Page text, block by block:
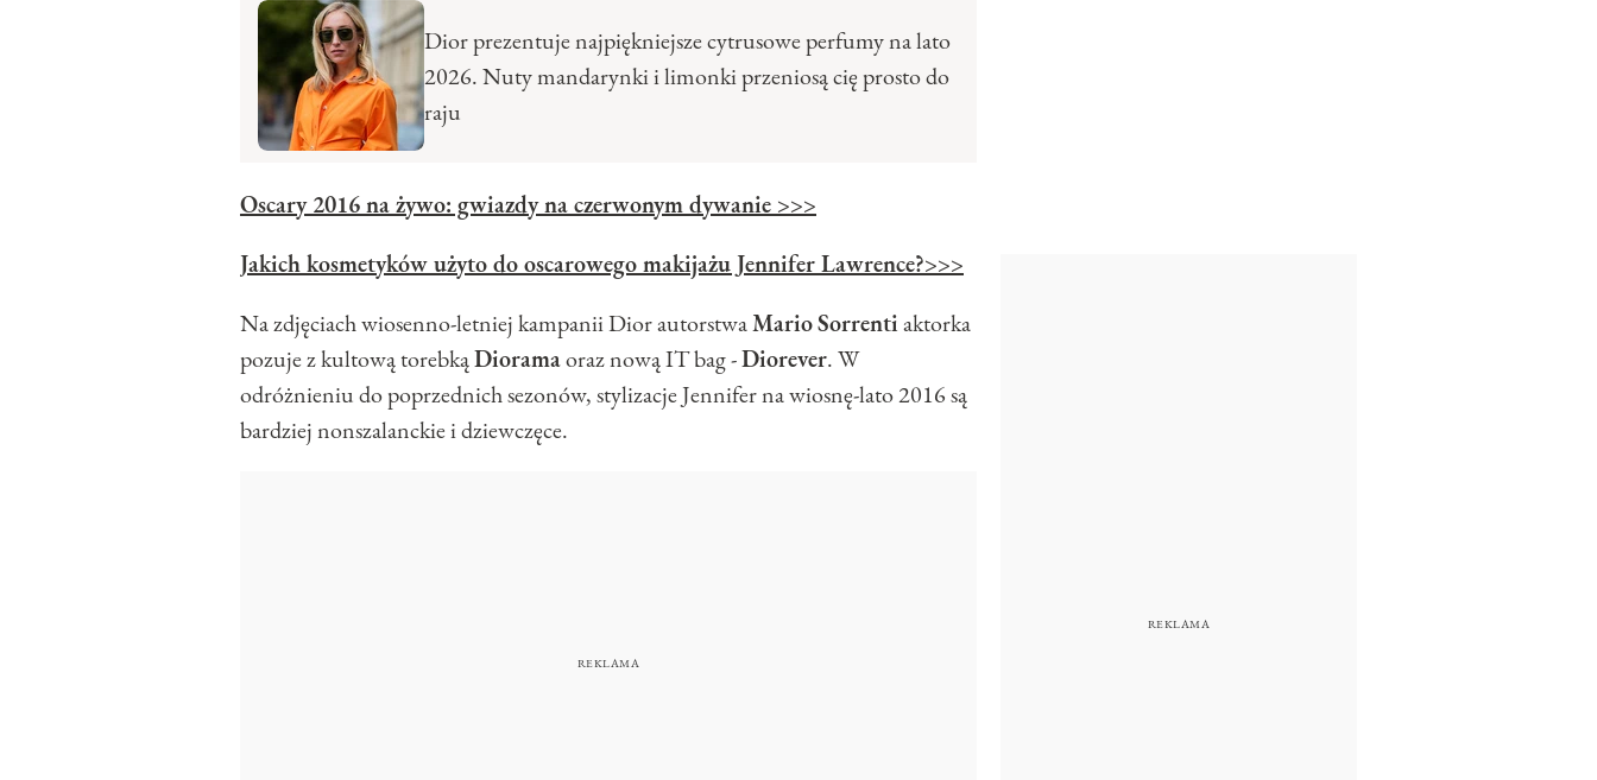
Dior prezentuje najpiękniejsze cytrusowe perfumy na lato
2026. Nuty mandarynki i limonki przeniosą cię prosto do
raju
Oscary 2016 na żywo: gwiazdy na czerwonym dywanie >>>
Jakich kosmetyków użyto do oscarowego makijażu Jennifer Lawrence?>>>
Na zdjęciach wiosenno-letniej kampanii Dior autorstwaMarioSorrentiaktorka
pozuje z kultową torebkąDioramaoraz nową IT bag -Diorever. W
odróżnieniu do poprzednich sezonów, stylizacje Jennifer na wiosnę-lato 2016 są
bardziej nonszalanckie i dziewczęce.